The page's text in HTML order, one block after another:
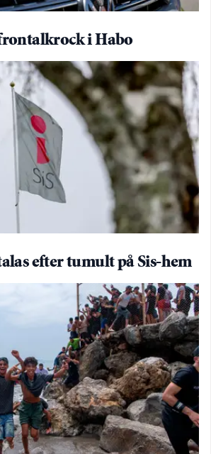
i Habo
efter tumult på Sis-hem